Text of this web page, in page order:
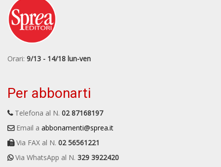
Orari: 9/13 - 14/18 lun-ven
Per abbonarti
Telefona al N. 02 87168197
Email a abbonamenti@sprea.it
Via FAX al N. 02 56561221
Via WhatsApp al N. 329 3922420